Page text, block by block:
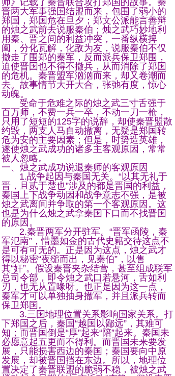
晋两大军事强国结盟而来，包围了弱小的
郑国，郑国危在旦夕；郑文公派能言善辩
的烛之武前去说服秦伯；烛之武巧妙地利
用秦、晋之间的利益冲突，一番纵横捭
阖，分化瓦解，化敌为友，说服秦伯不仅
撤走了围郑的秦军，反而派兵保卫郑围，
迫使晋国也不得不撤兵，从而消除了郑国
的危机。秦晋盟军汹汹而来，却又卷潮而
去。故事情节大开大合，张弛有度，惊心
动魄。
受命于危难之际的烛之武三寸舌强于
百万师，不费一兵一卒，不动一刀一枪，
只用了短短的125字的说辞，却使秦晋盟散
约毁，两支人马自动撤离，无疑是郑国转
危为安的主要因素；但是，时势造英雄，
遂使烛之武成功的诸多主客观原因，常常
被人忽略。
一、烛之武成功说退秦师的客观原因
1.战争起因与秦国无关。“以其无礼于
晋，且贰于楚也”涉及的都是晋国的利益，
秦国上下战争动因和战争意志不强，是被
烛之武离间并争取的第一个客观原因。这
也是为什么烛之武拿秦国下口而不找晋国
的原因。
2.秦晋两军分开驻军。“晋军函陵，秦
军氾南”，惜墨如金的古代史籍交待这点不
是可有可无的。正是因为这点，烛之武才
得以秘密“夜缒而出，见秦伯”，以售
其“奸”。假设秦晋夹杂结营，甚至组成联军
总司令部，即令烛之武口若悬河，舌如利
刃，也无从置喙呀。也正是因为这一点，
秦军才可以单独抽身撤军，并且派兵转而
保卫郑国。
3.三国地理位置关系影响国家关系。打
下郑国之后，秦国“越国以鄙远”，其难可
知；而晋国倒是“厚”起来“陪”起来。秦国未
必愿意起五更而不得利。而晋国未来要发
展，只能损害西边的秦国；秦国要向中原
发展，却被晋国挡在东边。所以，地理位
置决定了秦晋联盟的脆弱不稳，被烛之武